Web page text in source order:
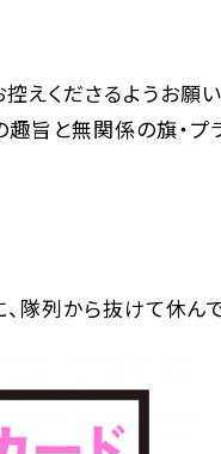
くださるようお願い
旨と無関係の旗・
隊列から抜けて休んで